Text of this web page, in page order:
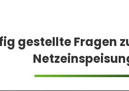
gestellte Fragen